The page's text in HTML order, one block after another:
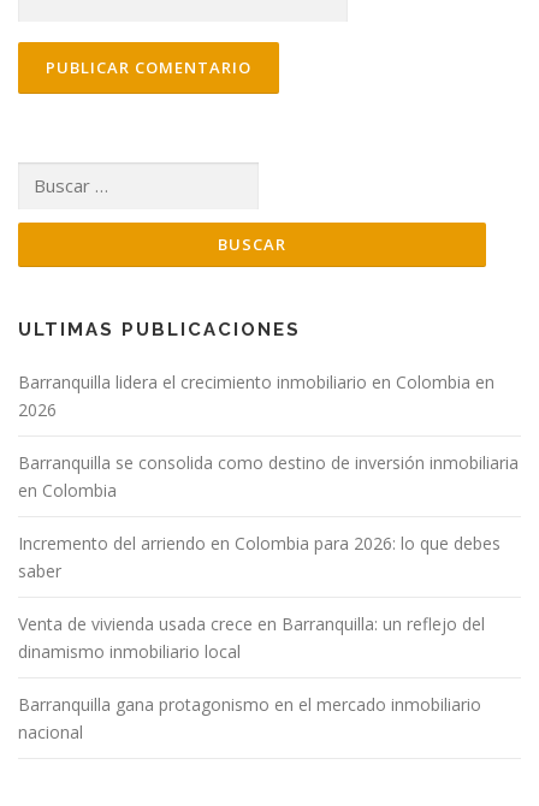
ULTIMAS PUBLICACIONES
Barranquilla lidera el crecimiento inmobiliario en Colombia en
2026
Barranquilla se consolida como destino de inversión inmobiliaria
en Colombia
Incremento del arriendo en Colombia para 2026: lo que debes
saber
Venta de vivienda usada crece en Barranquilla: un reflejo del
dinamismo inmobiliario local
Barranquilla gana protagonismo en el mercado inmobiliario
nacional